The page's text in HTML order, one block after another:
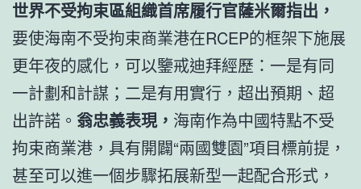
世界不受拘束區組織首席履行官薩米爾指出，
要使海南不受拘束商業港在RCEP的框架下施展
更年夜的感化，可以鑒戒迪拜經歷：一是有同
一計劃和計謀；二是有用實行，超出預期、超
出許諾。 翁忠義表現， 海南作為中國特點不受
拘束商業港，具有開闢“兩國雙園”項目標前提，
甚至可以進一個步驟拓展新型一起配合形式，